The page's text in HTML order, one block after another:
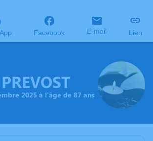
Facebook E-mail Lien
2025 à l'âge de 87 ans